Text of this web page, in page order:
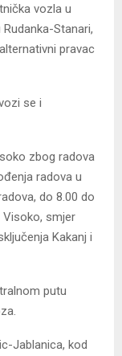
vozla u
Stanari,
pravac
se i
zbog radova
radova u
do 8.00 do
Visoko, smjer
Kakanj i
putu
Jablanica, kod